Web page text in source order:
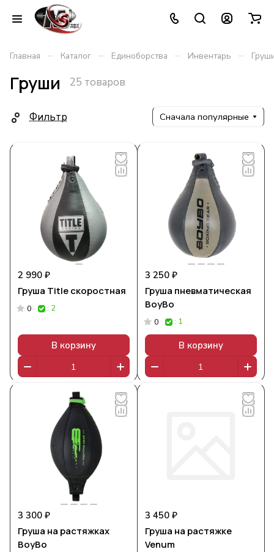
Главная – Каталог – Единоборства – Инвентарь –
Груши 25 товаров
Фильтр Сначала популярные
2 990 ₽
Груша Title скоростная
0 : 2
В корзину
3 250 ₽
Груша пневматическая
BoyBo
0 : 1
В корзину
3 300 ₽
Груша на растяжках
BoyBo
3 450 ₽
Груша на растяжке
Venum